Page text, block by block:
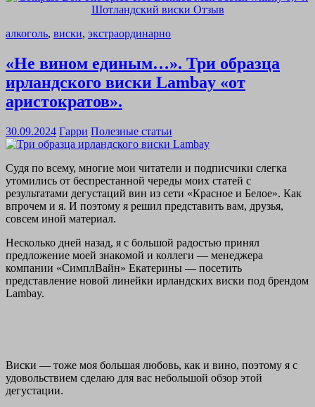
алкоголь, виски, экстраординарно
«Не вином единым…». Три образца
ирландского виски Lambay «от
аристократов».
30.09.2024 Гарри Полезные статьи
Судя по всему, многие мои читатели и подписчики слегка
утомились от беспрестанной череды моих статей с
результатами дегустаций вин из сети «Красное и Белое». Как
впрочем и я. И поэтому я решил представить вам, друзья,
совсем иной материал.
Несколько дней назад, я с большой радостью принял
предложение моей знакомой и коллеги — менеджера
компании «СимплВайн» Екатерины — посетить
представление новой линейки ирландских виски под брендом
Lambay.
Виски — тоже моя большая любовь, как и вино, поэтому я с
удовольствием сделаю для вас небольшой обзор этой
дегустации.